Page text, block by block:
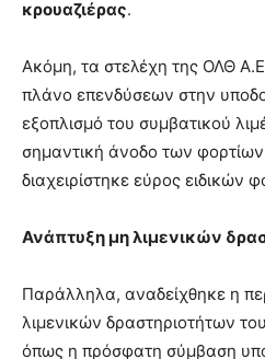
κρουαζιέρας.
Ακόμη, τα στελέχη της ΟΛΘ
πλάνο επενδύσεων στην
εξοπλισμό του συμβατικού
σημαντική άνοδο των
διαχειρίστηκε εύρος ειδικών
Ανάπτυξη μη λιμενικών
Παράλληλα, αναδείχθηκε η
λιμενικών δραστηριοτήτων
όπως η πρόσφατη σύμβαση